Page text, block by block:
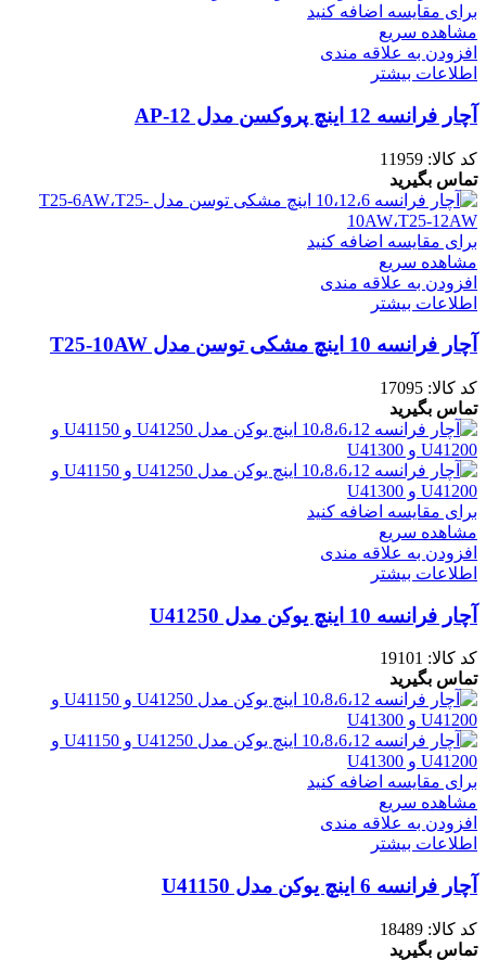
برای مقایسه اضافه کنید
مشاهده سریع
افزودن به علاقه مندی
اطلاعات بیشتر
آچار فرانسه 12 اینچ پروکسن مدل AP-12
کد کالا: 11959
تماس بگیرید
برای مقایسه اضافه کنید
مشاهده سریع
افزودن به علاقه مندی
اطلاعات بیشتر
آچار فرانسه 10 اینچ مشکی توسن مدل T25-10AW
کد کالا: 17095
تماس بگیرید
برای مقایسه اضافه کنید
مشاهده سریع
افزودن به علاقه مندی
اطلاعات بیشتر
آچار فرانسه 10 اینچ یوکن مدل U41250
کد کالا: 19101
تماس بگیرید
برای مقایسه اضافه کنید
مشاهده سریع
افزودن به علاقه مندی
اطلاعات بیشتر
آچار فرانسه 6 اینچ یوکن مدل U41150
کد کالا: 18489
تماس بگیرید